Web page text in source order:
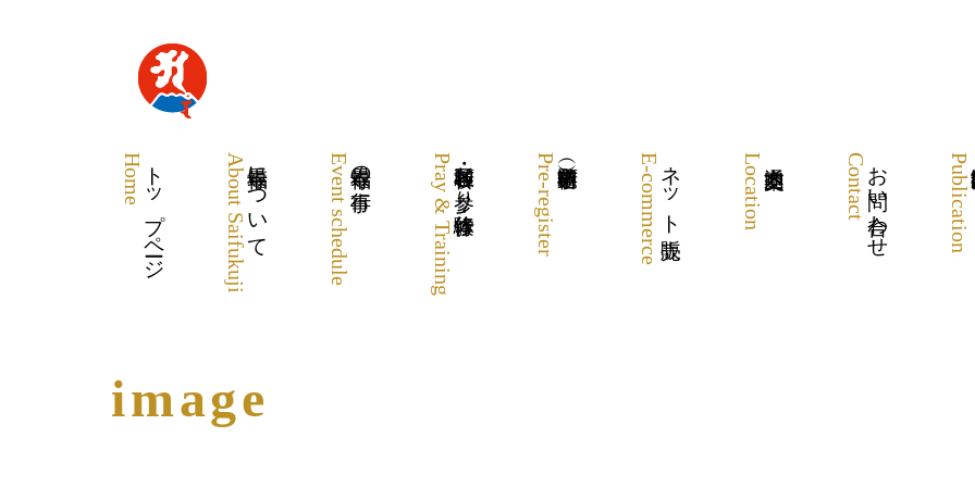
トップページ
Home 最福寺について
About Saifukuji 最福寺の行事
Event schedule 各種祈願・お参り・体験修行
Pray & Training Pre-register ネット販売
E-commerce Location お問い合わせ
Contact Publication
image